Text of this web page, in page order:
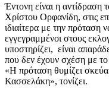
Έντονη είναι η
Χρίστου Ορφανίδη, στις
ιδιαίτερα με την πρόταση
εγγεγραμμένοι στους
υποστηρίζει, είναι
που δεν έχουν σχέση με
«Η πρόταση θυμίζει
Κασσελάκη», τονίζει.